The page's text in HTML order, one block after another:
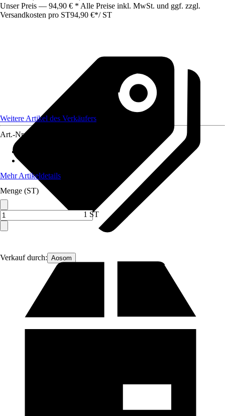
Unser Preis — 94,90 € * Alle Preise inkl. MwSt. und ggf. zzgl.
Versandkosten pro ST94,90 €*/ ST
Verkauf durch: Aosom
Weitere Artikel des Verkäufers
Art.-Nr.
Wandstärke
Mehr Artikeldetails
Menge (ST)
1 ST